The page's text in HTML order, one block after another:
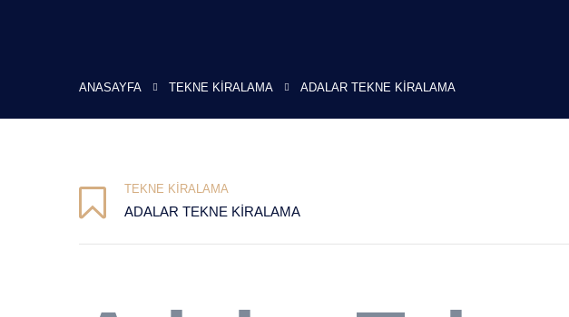
ANASAYFA TEKNE KIRALAMA ADALAR TEKNE KIRALAMA
TEKNE KIRALAMA
ADALAR TEKNE KIRALAMA